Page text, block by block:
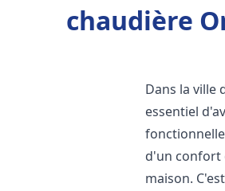
chaudière
Dans la ville
essentiel
d'un confort
maison.